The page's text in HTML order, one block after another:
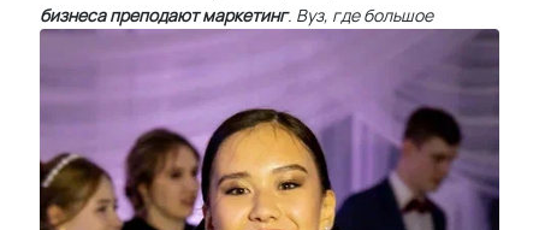
бизнеса преподают маркетинг. Вуз, где большое